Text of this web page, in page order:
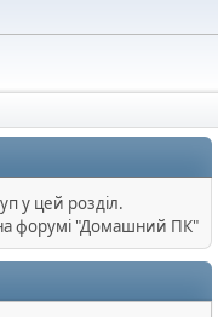
у цей розділ.
форумі "Домашний ПК"